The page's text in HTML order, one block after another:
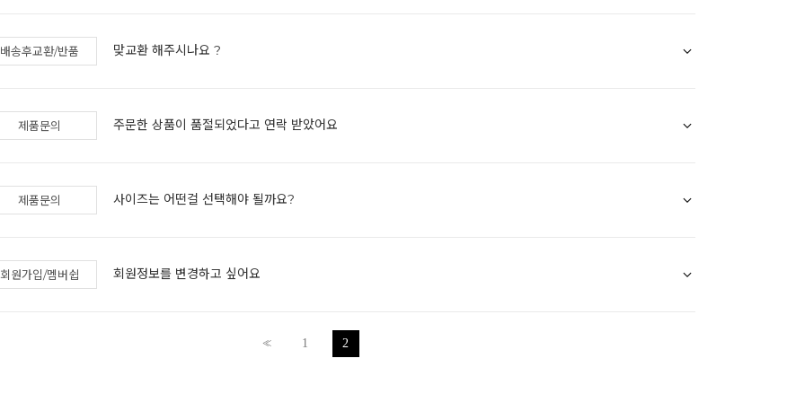
배송후교환/반품 맞교환 해주시나요 ?
제품문의 주문한 상품이 품절되었다고 연락 받았어요
제품문의 사이즈는 어떤걸 선택해야 될까요?
회원가입/멤버쉽 회원정보를 변경하고 싶어요
<< 1 2